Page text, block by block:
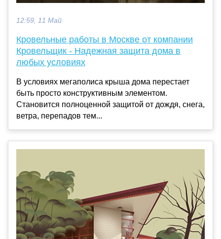
12:59, 11 Май
Кровельные работы в Москве от компании
Кровельщик - Надежная защита дома в
любых условиях
В условиях мегаполиса крыша дома перестает
быть просто конструктивным элементом.
Становится полноценной защитой от дождя, снега,
ветра, перепадов тем...